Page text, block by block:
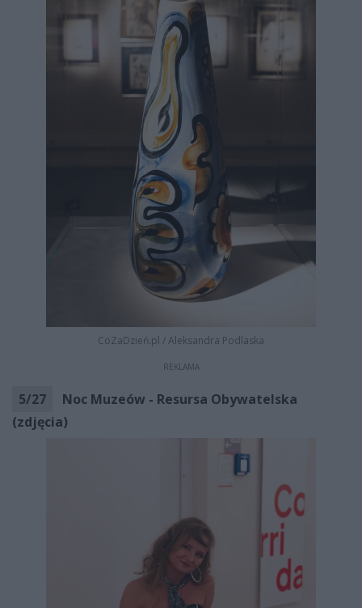
CoZaDzień.pl /Aleksandra Podlaska
REKLAMA
5/27
Noc Muzeów - Resursa Obywatelska
(zdjęcia)